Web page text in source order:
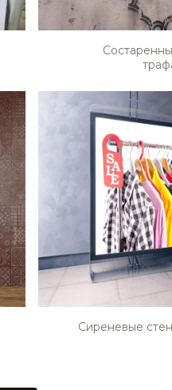
Сиреневые